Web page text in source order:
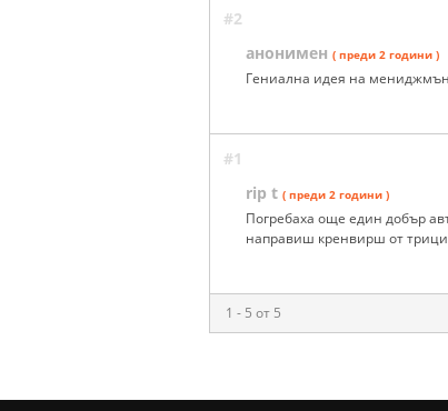
#2
анонимен ( преди 2 години )
Гениална идея на
#1
rip t ( преди 2 години )
Погребаха още един добър
направиш кренвирш от
1 - 5 от 5